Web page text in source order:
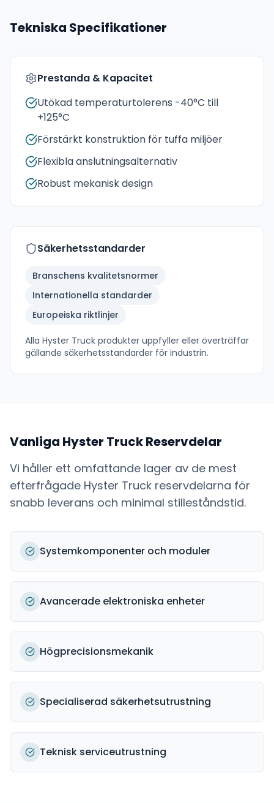
Tekniska Specifikationer
Prestanda & Kapacitet
Utökad temperaturtolerens -40°C till
+125°C
Förstärkt konstruktion för tuffa miljöer
Flexibla anslutningsalternativ
Robust mekanisk design
Säkerhetsstandarder
Branschens kvalitetsnormer
Internationella standarder
Europeiska riktlinjer
Alla Hyster Truck produkter uppfyller eller överträffar
gällande säkerhetsstandarder för industrin.
Vanliga Hyster TruckReservdelar
Vi håller ett omfattande lager av de mest
efterfrågade Hyster Truck reservdelarna för
snabb leverans och minimal stilleståndstid.
Systemkomponenter och moduler
Avancerade elektroniska enheter
Högprecisionsmekanik
Specialiserad säkerhetsutrustning
Teknisk serviceutrustning